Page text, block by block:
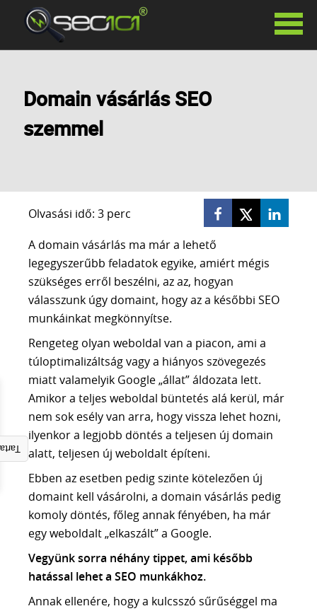
KERESŐOPTIMALIZÁLÁS
HAVIDÍJAS KERESŐOPTIMALIZÁLÁS
SIKERDÍJAS KERESŐOPTIMALIZÁLÁS
LINKÉPÍTÉS
GOOGLE ADS
SZÖVEGÍRÁS
WEBOLDAL KÉSZÍTÉS
WHITE LABEL SEO
AI VIDEÓ KÉSZÍTÉS
AI KERESÉSI LÁTHATÓSÁG ELEMZÉS
SEO ÜGYNÖKSÉG
Tudástár
SZEMANTIKUS SEO
TOPICAL AUTHORITY
AEO vs SEO
GOOGLE ALGORITMUSOK
LLM ALAPJAI
AI SEO
FACEBOOK HIRDETÉS
ADS HIRDETÉS
Domain vásárlás SEO
szemmel
Olvasási idő: 3 perc
A domain vásárlás ma már a lehető
legegyszerűbb feladatok egyike, amiért mégis
szükséges erről beszélni, az az, hogyan
válasszunk úgy domaint, hogy az a későbbi SEO
munkáinkat megkönnyítse.
Rengeteg olyan weboldal van a piacon, ami a
túloptimalizáltság vagy a hiányos szövegezés
miatt valamelyik Google „állat” áldozata lett.
Amikor a teljes weboldal büntetés alá kerül, már
nem sok esély van arra, hogy vissza lehet hozni,
ilyenkor a legjobb döntés a teljesen új domain
alatt, teljesen új weboldalt építeni.
Ebben az esetben pedig szinte kötelezően új
domaint kell vásárolni, a domain vásárlás pedig
komoly döntés, főleg annak fényében, ha már
egy weboldalt „elkaszált” a Google.
Vegyünk sorra néhány tippet, ami később
hatással lehet a SEO munkákhoz.
Annak ellenére, hogy a kulcsszó sűrűséggel ma